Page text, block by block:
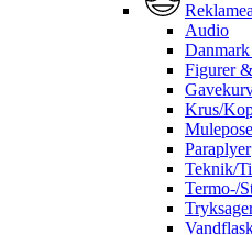
Audio
Figurer
Krus/
Paraplyer
Teknik/
Termo-/